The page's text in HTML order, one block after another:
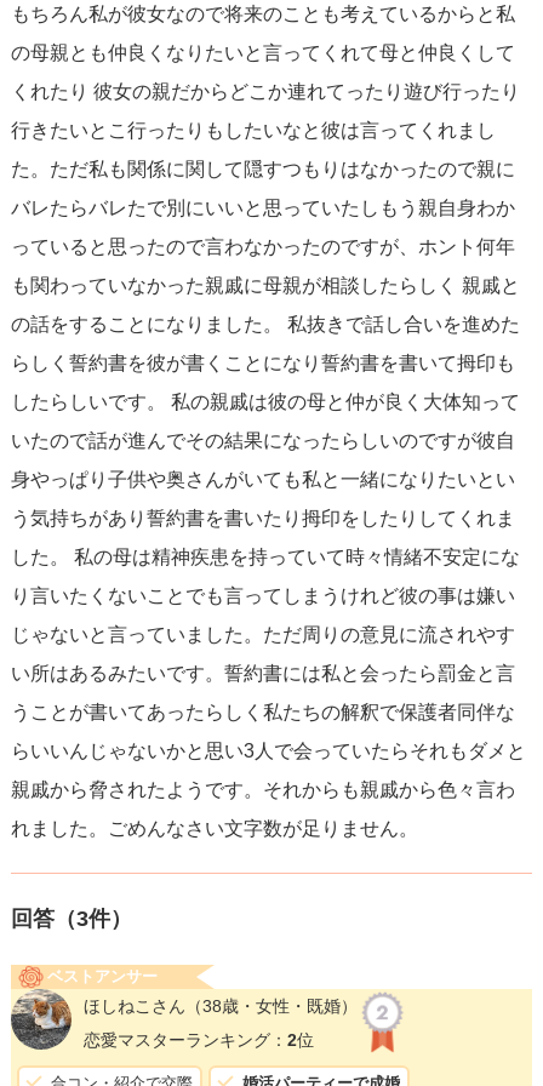
もちろん私が彼女なので将来のことも考えているからと私
の母親とも仲良くなりたいと言ってくれて母と仲良くして
くれたり 彼女の親だからどこか連れてったり遊び行ったり
行きたいとこ行ったりもしたいなと彼は言ってくれまし
た。ただ私も関係に関して隠すつもりはなかったので親に
バレたらバレたで別にいいと思っていたしもう親自身わか
っていると思ったので言わなかったのですが、ホント何年
も関わっていなかった親戚に母親が相談したらしく 親戚と
の話をすることになりました。 私抜きで話し合いを進めた
らしく誓約書を彼が書くことになり誓約書を書いて拇印も
したらしいです。 私の親戚は彼の母と仲が良く大体知って
いたので話が進んでその結果になったらしいのですが彼自
身やっぱり子供や奥さんがいても私と一緒になりたいとい
う気持ちがあり誓約書を書いたり拇印をしたりしてくれま
した。 私の母は精神疾患を持っていて時々情緒不安定にな
り言いたくないことでも言ってしまうけれど彼の事は嫌い
じゃないと言っていました。ただ周りの意見に流されやす
い所はあるみたいです。誓約書には私と会ったら罰金と言
うことが書いてあったらしく私たちの解釈で保護者同伴な
らいいんじゃないかと思い3人で会っていたらそれもダメと
親戚から脅されたようです。それからも親戚から色々言わ
れました。ごめんなさい文字数が足りません。
回答（3件）
ベストアンサー
ほしねこさん （38歳・女性・既婚）
恋愛マスターランキング： 2位